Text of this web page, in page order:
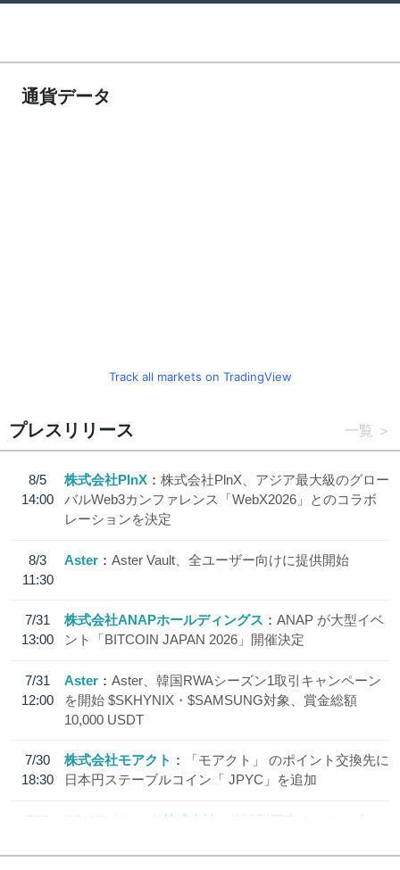
通貨データ
Track all markets on TradingView
プレスリリース 一覧
8/5
14:00
株式会社PlnX
株式会社PlnX、アジア最大級のグロー
バルWeb3カンファレンス「WebX2026」とのコラボ
レーションを決定
8/3
11:30
Aster Aster Vault、全ユーザー向けに提供開始
7/31
13:00
株式会社ANAPホールディングス
ANAP が大型イベ
ント「BITCOIN JAPAN 2026」開催決定
7/31
12:00
Aster
Aster、韓国RWAシーズン1取引キャンペーン
を開始 $SKHYNIX・$SAMSUNG対象、賞金総額
10,000 USDT
7/30
18:30
株式会社モアクト
「モアクト」 のポイント交換先に
日本円ステーブルコイン「 JPYC」を追加
7/29
SBI VCトレード株式会社
信託型円建てステーブル